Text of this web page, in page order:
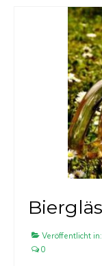
Veröffentlicht in:
0